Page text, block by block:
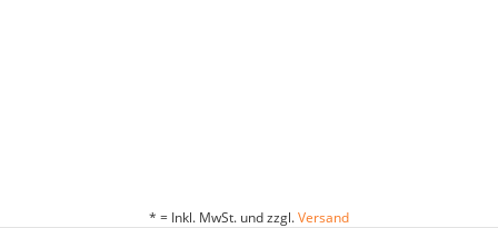
* = Inkl. MwSt. und zzgl.Versand